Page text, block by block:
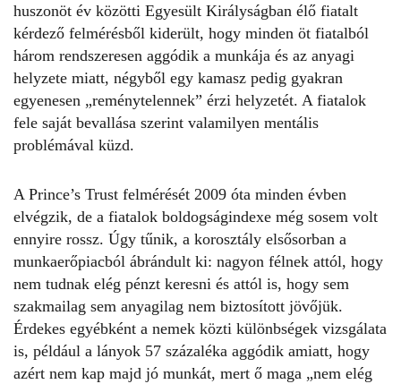
huszonöt év közötti Egyesült Királyságban élő fiatalt
kérdező felmérésből kiderült, hogy minden öt fiatalból
három rendszeresen aggódik a munkája és az anyagi
helyzete miatt, négyből egy kamasz pedig gyakran
egyenesen „reménytelennek” érzi helyzetét. A fiatalok
fele saját bevallása szerint valamilyen mentális
problémával küzd.
A Prince’s Trust felmérését 2009 óta minden évben
elvégzik, de a fiatalok boldogságindexe még sosem volt
ennyire rossz. Úgy tűnik, a korosztály elsősorban a
munkaerőpiacból ábrándult ki: nagyon félnek attól, hogy
nem tudnak elég pénzt keresni és attól is, hogy sem
szakmailag sem anyagilag nem biztosított jövőjük.
Érdekes egyébként a nemek közti különbségek vizsgálata
is, például a lányok 57 százaléka aggódik amiatt, hogy
azért nem kap majd jó munkát, mert ő maga „nem elég